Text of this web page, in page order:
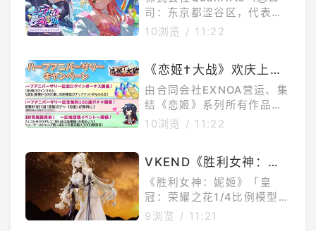
★樱巫女、星街彗星以泳
装造型登场
司：东京都涩谷区，代表董
事社长：辻冈义立）宣布，
社长：谷郷元昭）共同开发
的官方游戏《hololiveDrea
ms》（日文原名：ホロライ
ブドリームス，以下简称hol
odori）现正发行中，将于2
游戏内活动「共鸣的夏日火
花」。本次活动将举办樱巫
女、星街彗星全新5★成员登
场的转蛋，并在游戏内追加
10浏览 / 11:22
《恋姬†大战》欢庆上线
半周年司马懿（蓝虎）登
场赠送免费100抽和丰富
奖励
由合同会社EXNOA营运、集
结《恋姬》系列所有作品的
战略RPG手机／PC游戏《恋
活动除了带来最高100连抽
免费转蛋、豪华登入奖励与
全新限时活动外，全新限定
武将「SSR司马懿」也同步
在游戏中实装。祝贺半周
10浏览 / 11:22
VKEND《胜利女神：妮
姬》皇冠：荣耀之花模型
预计2027年5月贩售
《胜利女神：妮姬》「皇
冠：荣耀之花1/4比例模型特
典版」商品介绍本商品出自
9浏览 / 11:21